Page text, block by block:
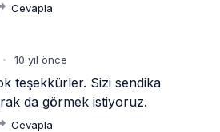
Cevapla
• 10 yıl önce
teşekkürler. Sizi sendika
da görmek istiyoruz.
Cevapla